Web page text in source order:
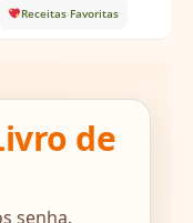
Receitas Favoritas
de
senha.